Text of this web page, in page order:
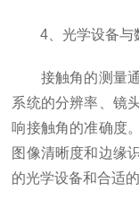
4、光学设备与
接触角的测量通
系统的分辨率、镜
响接触角的准确度
图像清晰度和边缘
的光学设备和合适